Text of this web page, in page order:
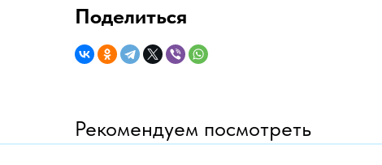
Поделиться
Рекомендуем посмотреть